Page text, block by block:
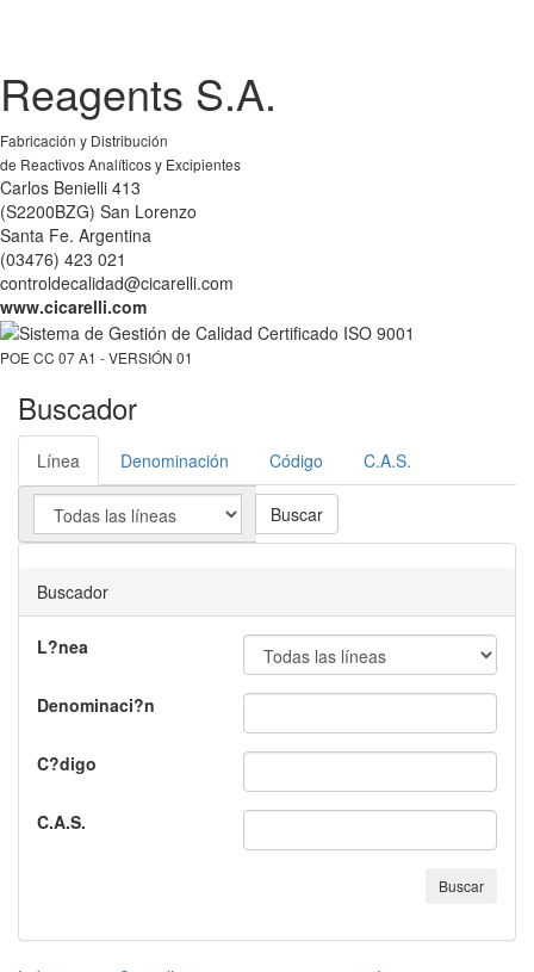
Reagents S.A.
Fabricación y Distribución
de Reactivos Analíticos y Excipientes
Carlos Benielli 413
(S2200BZG) San Lorenzo
Santa Fe. Argentina
(03476) 423 021
controldecalidad@cicarelli.com
www.cicarelli.com
POE CC 07 A1 - VERSIÓN 01
Buscador
Línea Denominación Código C.A.S.
Buscar
Buscador
L?nea
Denominaci?n
C?digo
C.A.S.
Buscar